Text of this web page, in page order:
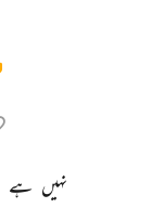
نہیں ہے